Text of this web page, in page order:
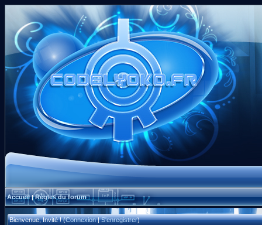
Accueil|Règles du forum
Bienvenue, Invité ! (Connexion|S'enregistrer)